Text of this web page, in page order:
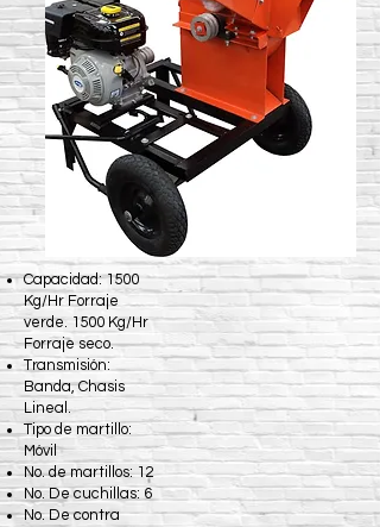
Capacidad: 1500
Kg/Hr Forraje
verde. 1500 Kg/Hr
Forraje seco.
Transmisión:
Banda, Chasis
Lineal.
Tipo de martillo:
Móvil
No. de martillos: 12
No. De cuchillas: 6
No. De contra